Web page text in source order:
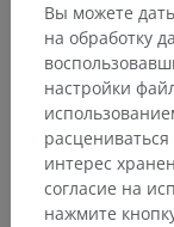
Вы можете
на обработку
настройки
интерес
согласие на
нажмите